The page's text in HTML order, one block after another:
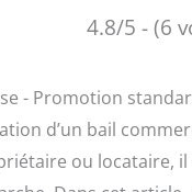
4.8/5 - (6
d’un bail
ou locataire,